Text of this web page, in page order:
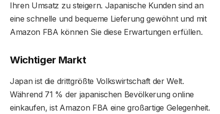
Ihren Umsatz zu steigern. Japanische Kunden sind an
eine schnelle und bequeme Lieferung gewöhnt und mit
Amazon FBA können Sie diese Erwartungen erfüllen.
Wichtiger Markt
Japan ist die drittgrößte Volkswirtschaft der Welt.
Während 71 % der japanischen Bevölkerung online
einkaufen, ist Amazon FBA eine großartige Gelegenheit.